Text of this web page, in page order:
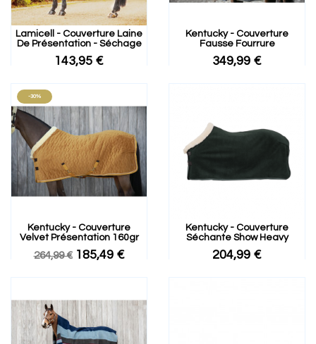
Lamicell - Couverture Laine
De Présentation - Séchage
143,95 €
Kentucky - Couverture
Fausse Fourrure
349,99 €
Kentucky - Couverture
Velvet Présentation 160gr
264,99 € 185,49 €
-30%
Kentucky - Couverture
Séchante Show Heavy
204,99 €